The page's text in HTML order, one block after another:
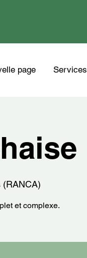
page Services
(RANCA)
et complexe.